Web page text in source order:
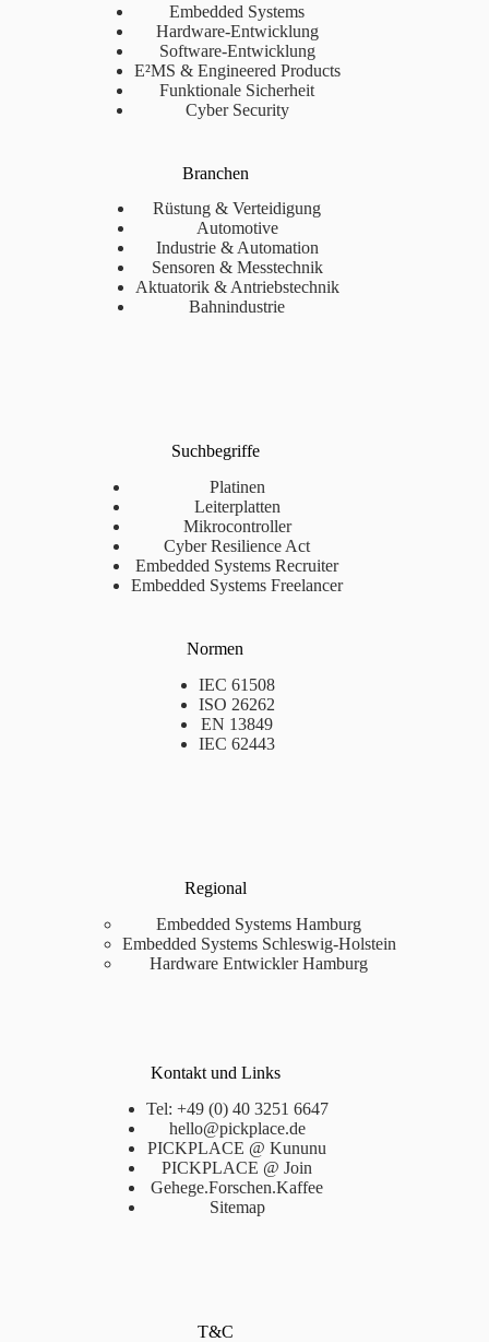
Embedded Systems
Hardware-Entwicklung
Software-Entwicklung
E²MS & Engineered Products
Funktionale Sicherheit
Cyber Security
Branchen
Rüstung & Verteidigung
Automotive
Industrie & Automation
Sensoren & Messtechnik
Aktuatorik & Antriebstechnik
Bahnindustrie
Suchbegriffe
Platinen
Leiterplatten
Mikrocontroller
Cyber Resilience Act
Embedded Systems Recruiter
Embedded Systems Freelancer
Normen
IEC 61508
ISO 26262
EN 13849
IEC 62443
Regional
Embedded Systems Hamburg
Embedded Systems Schleswig-Holstein
Hardware Entwickler Hamburg
Kontakt und Links
Tel: +49 (0) 40 3251 6647
hello@pickplace.de
PICKPLACE @ Kununu
PICKPLACE @ Join
Gehege.Forschen.Kaffee
Sitemap
T&C